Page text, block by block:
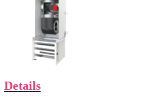
Details